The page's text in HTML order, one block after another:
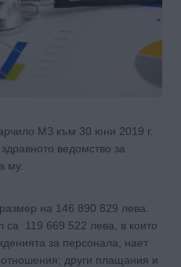
МЗ към 30 юни 2019 г.
ведомство за
му.
на 146 890 829 лева.
са 119 669 522 лева, в които
за персонала, нает
други плащания и